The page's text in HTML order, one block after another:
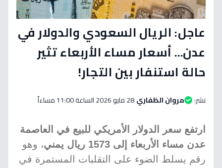
عاجل: الريال السعودي والدولار في
عدن... أسعار مساء الأربعاء تثير
حالة استنفار بين التجار!
نشر: مروان الظفاري28 مايو 2026 الساعة 11:00 مساءاً
ارتفع سعر الدولار الأمريكي للبيع في العاصمة
عدن مساء الأربعاء إلى 1573 ريال يمني
، وهو
رقم يسلط الضوء على التقلبات المستمرة في